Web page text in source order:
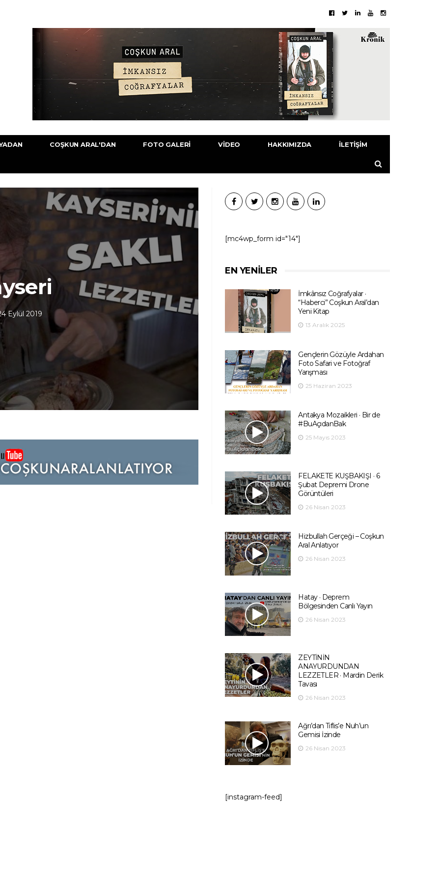
COŞKUN ARAL'DAN FOTO GALERI VIDEO HAKKIMIZDA İLETIŞIM
Eylül 2019
[mc4wp_form id="14"]
EN YENILER
İmkânsız Coğrafyalar ·
“Haberci” Coşkun Aral’dan
Yeni Kitap
13 Aralık 2025
Gençlerin Gözüyle Ardahan
Foto Safari ve Fotoğraf
Yarışması
25 Haziran 2023
Antakya Mozaikleri · Bir de
#BuAçıdanBak
25 Mayıs 2023
FELAKETE KUŞBAKIŞI · 6
Şubat Depremi Drone
Görüntüleri
26 Nisan 2023
Hizbullah Gerçeği – Coşkun
Aral Anlatıyor
26 Nisan 2023
Hatay · Deprem
Bölgesinden Canlı Yayın
26 Nisan 2023
ZEYTİNİN
ANAYURDUNDAN
LEZZETLER · Mardin Derik
Tavası
26 Nisan 2023
Ağrı’dan Tiflis’e Nuh’un
Gemisi İzinde
26 Nisan 2023
[instagram-feed]